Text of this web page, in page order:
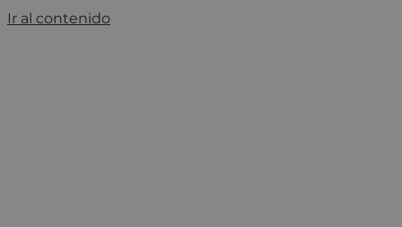
Ir al contenido